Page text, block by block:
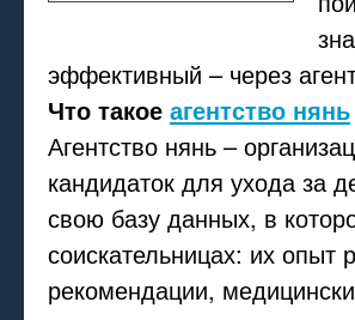
эффективный – через
Что такое агентство нянь
Агентство нянь –
кандидаток для ухода за
свою базу данных, в
соискательницах: их опыт
рекомендации,